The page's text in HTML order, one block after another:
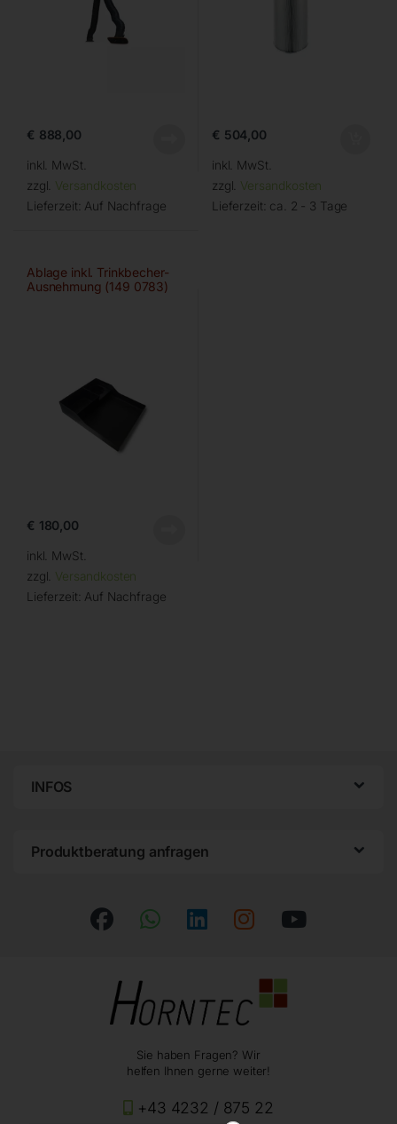
€ 888,00
inkl. MwSt.
zzgl. Versandkosten
Lieferzeit: Auf Nachfrage
€ 504,00
inkl. MwSt.
zzgl. Versandkosten
Lieferzeit: ca. 2 - 3 Tage
Ablage inkl. Trinkbecher-
Ausnehmung (149 0783)
€ 180,00
inkl. MwSt.
zzgl. Versandkosten
Lieferzeit: Auf Nachfrage
INFOS
Produktberatung anfragen
Sie haben Fragen? Wir
helfen Ihnen gerne weiter!
+43 4232 / 875 22